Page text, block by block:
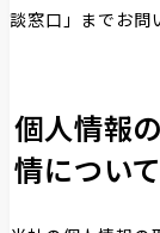
談窓口」までお問
個⼈情報
情について